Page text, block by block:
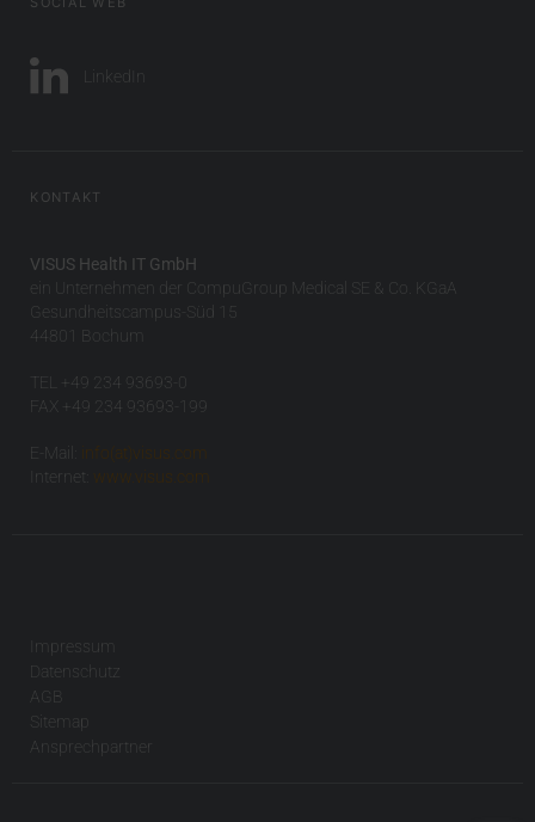
LinkedIn
KONTAKT
VISUS Health IT GmbH
ein Unternehmen der CompuGroup Medical SE & Co. KGaA
Gesundheitscampus-Süd 15
44801 Bochum
TEL +49 234 93693-0
FAX +49 234 93693-199
E-Mail:
info(at)visus.com
Internet:
www.visus.com
Impressum
Datenschutz
AGB
Sitemap
Ansprechpartner